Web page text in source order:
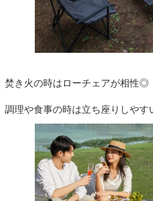
焚き火の時はローチェアが相性◎
調理や食事の時は立ち座りしや